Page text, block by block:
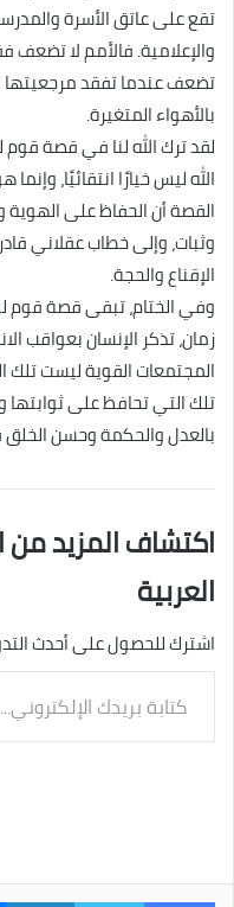
تقع على عاتق الأسرة
والإعلامية. فالأمم لا تضعف
تضعف عندما تفقد مرجعيتها
بالأهواء المتغيرة.
لقد ترك الله لنا في قصة قوم
الله ليس خيارًا انتقائيًا،
القصة أن الحفاظ على الهوية
وثبات، وإلى خطاب عقلاني
الإقناع والحجة.
وفي الختام، تبقى قصة قوم
زمان، تذكر الإنسان بعواقب
المجتمعات القوية ليست تلك
تلك التي تحافظ على ثوابتها
بالعدل والحكمة وحسن
اكتشاف المزيد من
العربية
اشترك للحصول على أحدث
بريدك
الإلكتروني...